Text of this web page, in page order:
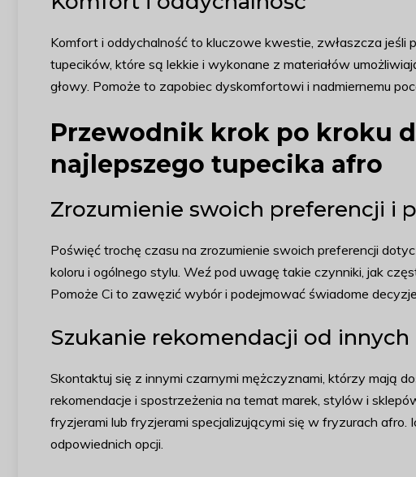
Komfort i oddychalność to kluczowe kwestie, zwłaszcza jeśli
tupecików, które są lekkie i wykonane z materiałów
głowy. Pomoże to zapobiec dyskomfortowi i nadmiernemu
Przewodnik krok po kroku
najlepszego tupecika afro
Zrozumienie swoich preferencji i
Poświęć trochę czasu na zrozumienie swoich preferencji
koloru i ogólnego stylu. Weź pod uwagę takie czynniki, jak
Pomoże Ci to zawęzić wybór i podejmować świadome
Szukanie rekomendacji od innych
Skontaktuj się z innymi czarnymi mężczyznami, którzy mają
rekomendacje i spostrzeżenia na temat marek, stylów i
fryzjerami lub fryzjerami specjalizującymi się w fryzurach
odpowiednich opcji.